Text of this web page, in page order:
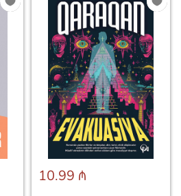
10.99 ₼